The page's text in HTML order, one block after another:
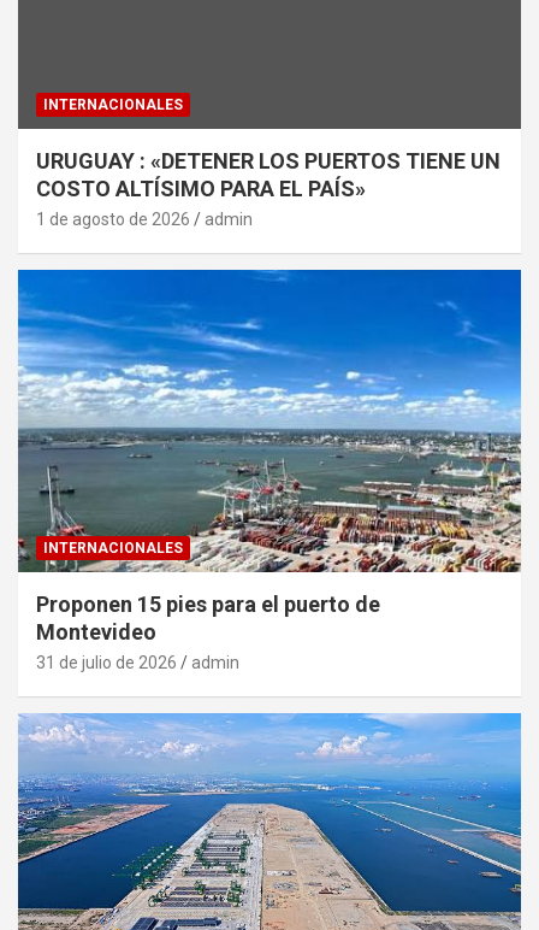
INTERNACIONALES
URUGUAY : «DETENER LOS PUERTOS TIENE UN
COSTO ALTÍSIMO PARA EL PAÍS»
1 de agosto de 2026 admin
INTERNACIONALES
Proponen 15 pies para el puerto de
Montevideo
31 de julio de 2026 admin